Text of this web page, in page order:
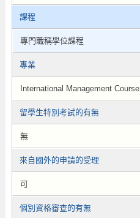
課程
專門職稱學位課程
專業
International Management Course
留學生特別考試的有無
無
來自國外的申請的受理
可
個別資格審查的有無